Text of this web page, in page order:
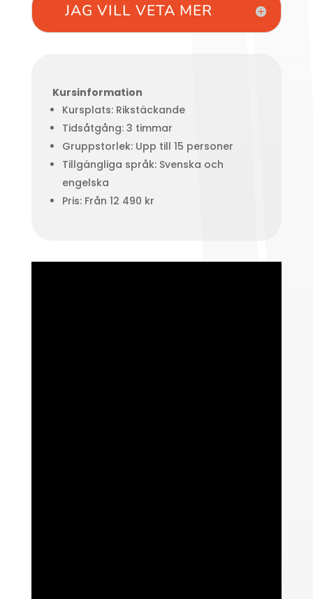
JAG VILL VETA MER
Kursinformation
Kursplats: Rikstäckande
Tidsåtgång: 3 timmar
Gruppstorlek: Upp till 15 personer
Tillgängliga språk: Svenska och
engelska
Pris: Från 12 490 kr